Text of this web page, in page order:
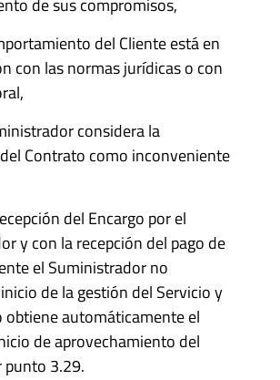
de sus compromisos,
del Cliente está en
con las normas jurídicas o con
considera la
Contrato como inconveniente
del Encargo por el
y con la recepción del pago de
el Suministrador no
de la gestión del Servicio y
obtiene automáticamente el
de aprovechamiento del
punto 3.29.